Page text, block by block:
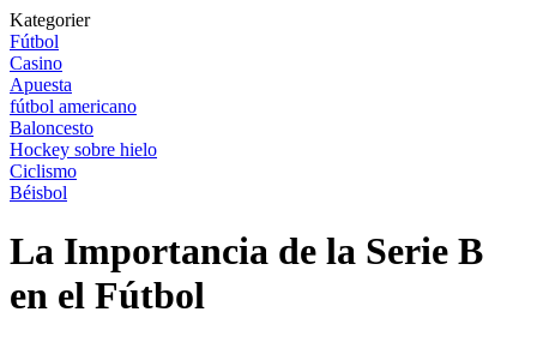
Kategorier
Fútbol
Casino
Apuesta
fútbol americano
Baloncesto
Hockey sobre hielo
Ciclismo
Béisbol
La Importancia de la Serie B
en el Fútbol